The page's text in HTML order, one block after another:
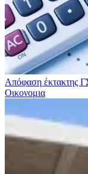
Απόφαση έκτακτης
Οικονομια